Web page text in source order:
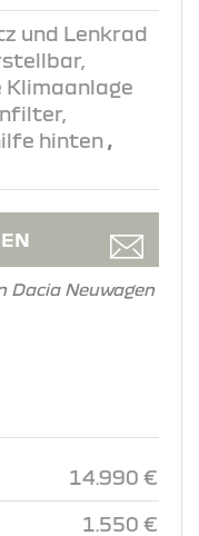
und Lenkrad
Klimaanlage
hinten ,
Dacia Neuwagen
14.990 €
1.550 €